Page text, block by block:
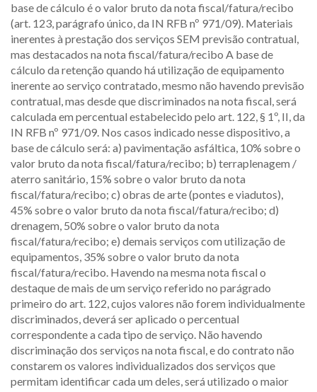
base de cálculo é o valor bruto da nota fiscal/fatura/recibo
(art. 123, parágrafo único, da IN RFB nº 971/09). Materiais
inerentes à prestação dos serviços SEM previsão contratual,
mas destacados na nota fiscal/fatura/recibo A base de
cálculo da retenção quando há utilização de equipamento
inerente ao serviço contratado, mesmo não havendo previsão
contratual, mas desde que discriminados na nota fiscal, será
calculada em percentual estabelecido pelo art. 122, § 1º, II, da
IN RFB nº 971/09. Nos casos indicado nesse dispositivo, a
base de cálculo será: a) pavimentação asfáltica, 10% sobre o
valor bruto da nota fiscal/fatura/recibo; b) terraplenagem /
aterro sanitário, 15% sobre o valor bruto da nota
fiscal/fatura/recibo; c) obras de arte (pontes e viadutos),
45% sobre o valor bruto da nota fiscal/fatura/recibo; d)
drenagem, 50% sobre o valor bruto da nota
fiscal/fatura/recibo; e) demais serviços com utilização de
equipamentos, 35% sobre o valor bruto da nota
fiscal/fatura/recibo. Havendo na mesma nota fiscal o
destaque de mais de um serviço referido no parágrado
primeiro do art. 122, cujos valores não forem individualmente
discriminados, deverá ser aplicado o percentual
correspondente a cada tipo de serviço. Não havendo
discriminação dos serviços na nota fiscal, e do contrato não
constarem os valores individualizados dos serviços que
permitam identificar cada um deles, será utilizado o maior